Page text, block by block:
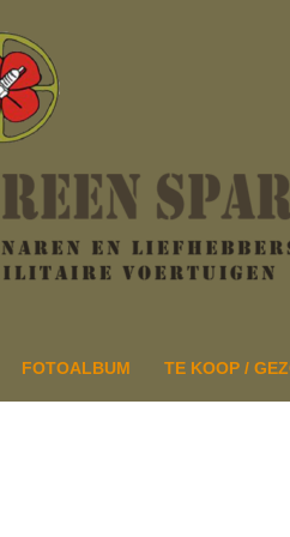
FOTOALBUM TE KOOP /